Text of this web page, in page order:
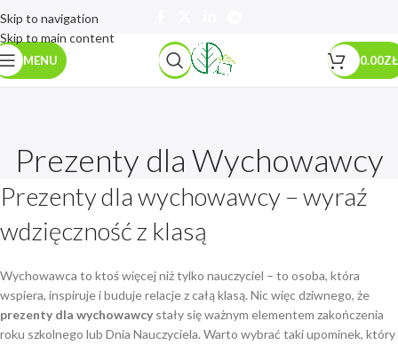
Skip to navigation
Skip to main content
MENU 0.00ZŁ
Prezenty dla Wychowawcy
Prezenty dla wychowawcy – wyraź
wdzięczność z klasą
Wychowawca to ktoś więcej niż tylko nauczyciel – to osoba, która
wspiera, inspiruje i buduje relacje z całą klasą. Nic więc dziwnego, że
prezenty dla wychowawcy stały się ważnym elementem zakończenia
roku szkolnego lub Dnia Nauczyciela. Warto wybrać taki upominek, który